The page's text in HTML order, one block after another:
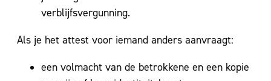
verblijfsvergunning.
Als je het attest voor iemand anders aanvraagt:
een volmacht van de betrokkene en een kopie